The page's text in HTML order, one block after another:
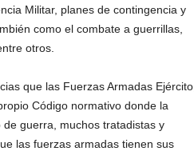
Militar, planes de contingencia y
como el combate a guerrillas,
otros.
que las Fuerzas Armadas Ejército,
Código normativo donde la
guerra, muchos tratadistas y
las fuerzas armadas tienen sus